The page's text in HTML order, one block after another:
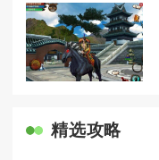
精选攻略